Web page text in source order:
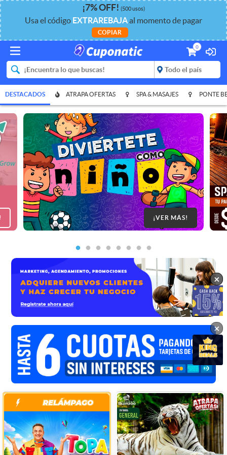
¡7%OFF! (500 usos)
Usa el código EXTRAREBAJAal momento de pagar
COPIAR
0
DESTACADOS ATRAPA OFERTAS SPA & MASAJES PONTE
¡VER MÁS!
×
×
×